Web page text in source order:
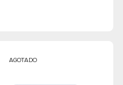
AGOTADO